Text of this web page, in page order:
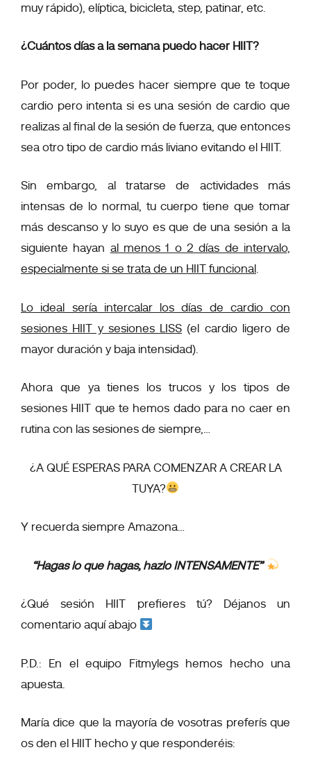
muy rápido), elíptica, bicicleta, step, patinar, etc.
¿Cuántos días a la semana puedo hacer HIIT?
Por poder, lo puedes hacer siempre que te toque
cardio pero intenta si es una sesión de cardio que
realizas al final de la sesión de fuerza, que entonces
sea otro tipo de cardio más liviano evitando el HIIT.
Sin embargo, al tratarse de actividades más
intensas de lo normal, tu cuerpo tiene que tomar
más descanso y lo suyo es que de una sesión a la
siguiente hayan al menos 1 o 2 días de intervalo,
especialmente si se trata de un HIIT funcional.
Lo ideal sería intercalar los días de cardio con
sesiones HIIT y sesiones LISS (el cardio ligero de
mayor duración y baja intensidad).
Ahora que ya tienes los trucos y los tipos de
sesiones HIIT que te hemos dado para no caer en
rutina con las sesiones de siempre,…
¿A QUÉ ESPERAS PARA COMENZAR A CREAR LA
TUYA?
Y recuerda siempre Amazona…
“Hagas lo que hagas, hazlo INTENSAMENTE”
¿Qué sesión HIIT prefieres tú? Déjanos un
comentario aquí abajo
P.D.: En el equipo Fitmylegs hemos hecho una
apuesta.
María dice que la mayoría de vosotras preferís que
os den el HIIT hecho y que responderéis: